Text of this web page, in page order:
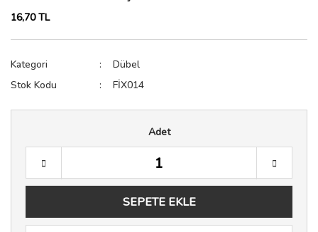
16,70 TL
Kategori
Dübel
Stok Kodu
FİX014
Adet
SEPETE EKLE